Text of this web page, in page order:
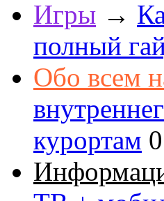
Игры →
полный
Обо всем
курортам 0